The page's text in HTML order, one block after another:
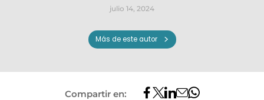
julio 14, 2024
Más de este autor
Compartir en: